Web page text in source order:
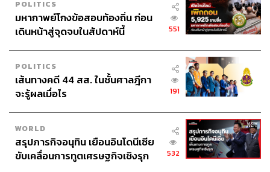
POLITICS
มหากาพย์โกงข้อสอบท้องถิ่น ก่อน
เดินหน้าสู่จุดจบในสัปดาห์นี้
551
POLITICS
เส้นทางคดี 44 สส. ในชั้นศาลฎีกา
จะรู้ผลเมื่อไร
191
WORLD
สรุปภารกิจอนุทิน เยือนอินโดนีเซีย
ขับเคลื่อนการทูตเศรษฐกิจเชิงรุก
532